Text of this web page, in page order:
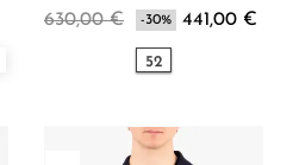
630,00 € -30% 441,00 €
52